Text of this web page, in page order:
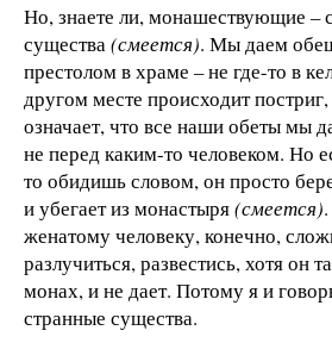
Но, знаете ли, монашествующие –
существа(смеется). Мы даем
престолом в храме – не где-то в
другом месте происходит
означает, что все наши обеты мы
не перед каким-то человеком. Но
то обидишь словом, он просто
и убегает из монастыря(смеется)
женатому человеку, конечно,
разлучиться, развестись, хотя он
монах, и не дает. Потому я и
странные существа.